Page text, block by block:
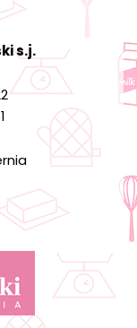
s.j.